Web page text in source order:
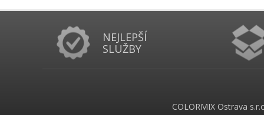
NEJLEPŠÍ
SLUŽBY
COLORMIX Ostrava